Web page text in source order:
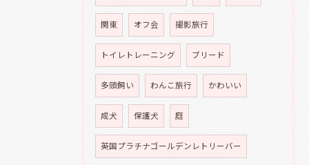
関東 オフ会 撮影旅行
トイレトレーニング ブリード
多頭飼い わんこ旅行 かわいい
成犬 保護犬 庭
英国プラチナゴールデンレトリーバー